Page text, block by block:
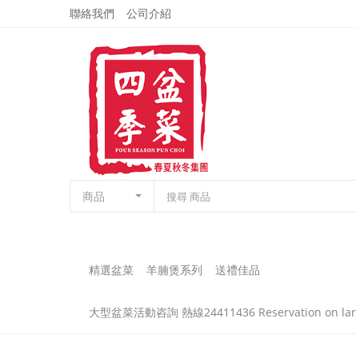
聯絡我們 公司介紹
商品
精選盆菜 羊腩煲系列 送禮佳品
大型盆菜活動咨詢 熱線24411436 Reservation on